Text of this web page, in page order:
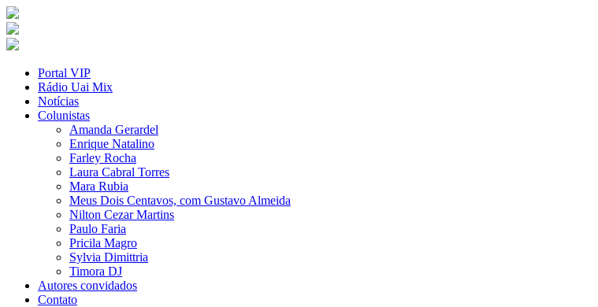
Portal VIP
Rádio Uai Mix
Notícias
Colunistas
Amanda Gerardel
Enrique Natalino
Farley Rocha
Laura Cabral Torres
Mara Rubia
Meus Dois Centavos, com Gustavo Almeida
Nilton Cezar Martins
Paulo Faria
Pricila Magro
Sylvia Dimittria
Timora DJ
Autores convidados
Contato